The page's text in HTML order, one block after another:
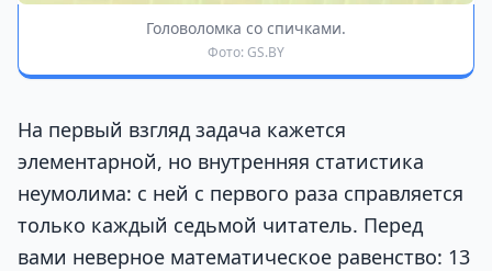
Головоломка со спичками.
Фото: GS.BY
На первый взгляд задача кажется
элементарной, но внутренняя статистика
неумолима: с ней с первого раза справляется
только каждый седьмой читатель. Перед
вами неверное математическое равенство: 13